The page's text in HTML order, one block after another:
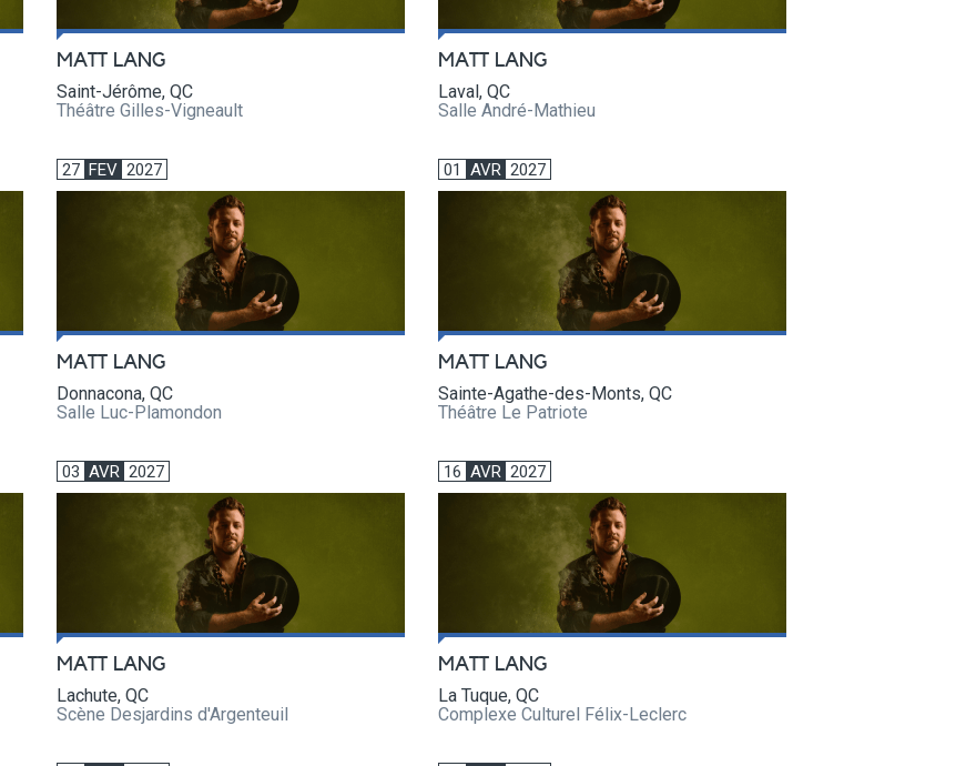
MATT LANG
Saint-Jérôme, QC
Théâtre Gilles-Vigneault
MATT LANG
Laval, QC
Salle André-Mathieu
27 FEV 2027
MATT LANG
Donnacona, QC
Salle Luc-Plamondon
01 AVR 2027
MATT LANG
Sainte-Agathe-des-Monts, QC
Théâtre Le Patriote
03 AVR 2027
MATT LANG
Lachute, QC
Scène Desjardins d'Argenteuil
16 AVR 2027
MATT LANG
La Tuque, QC
Complexe Culturel Félix-Leclerc